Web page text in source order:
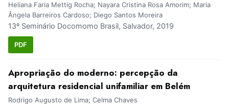
Heliana Faria Mettig Rocha; Nayara Cristina Rosa Amorim; Maria
Ângela Barreiros Cardoso; Diego Santos Moreira
13º Seminário Docomomo Brasil, Salvador, 2019
PDF
Apropriação do moderno: percepção da
arquitetura residencial unifamiliar em Belém
Rodrigo Augusto de Lima; Celma Chaves